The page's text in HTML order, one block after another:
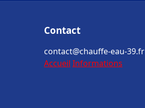
Contact
contact@chauffe-eau-39.fr
Accueil Informations